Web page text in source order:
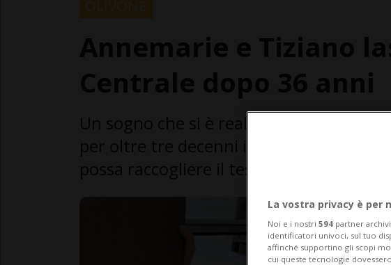
per oltre tre decenni in Val di Blenio.
La vostra privacy è per
Noi e i nostri 594 partner
identificatori univoci, sul tuo
affinché supportino gli scopi
cui queste tecnologie